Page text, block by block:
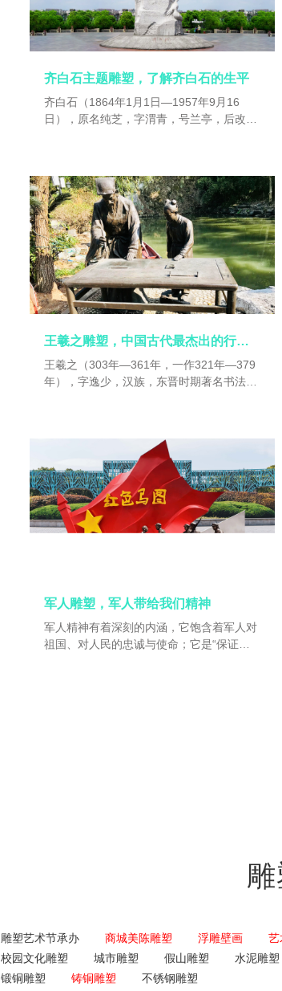
化名人。1956年被世界和平理事会授予国际
和平奖金。1957年任北京中国画院名誉院
长，同年于北京医院逝世。齐白石擅画花
彩浓艳明快，造型简练生动，意境淳厚朴
隶，取法于秦汉碑版，行书饶古拙之趣。 篆
刻自成一家，善写诗文。代表作有《蛙声十
齐白石主题雕塑，了解齐白石的生平
齐白石（1864年1月1日—1957年9月16
日），原名纯芝，字渭青，号兰亭，后改名
府湘潭（今湖南湘潭），近现代中国绘画大
师。
王羲之雕塑，中国古代最杰出的行书书法家
王羲之（303年—361年，一作321年—379
年），字逸少，汉族，东晋时期著名书法
军、江州刺史，后为会稽内史，领右将军。
其书法兼善隶、草、楷、行各体，精研体
势，心摹手追，广采众长，备精诸体，冶于
一炉，摆脱了汉魏笔风，自成一家，影响深
远。风格平和自然，笔势委婉含蓄，遒美健
秀。王羲之代表作《兰亭序》被誉为“天下
军人雕塑，军人带给我们精神
军人精神有着深刻的内涵，它饱含着军人对
祖国、对人民的忠诚与使命；它是“保证完
雕塑艺术节承办 商城美陈雕塑 浮雕壁画 艺
校园文化雕塑
城市雕塑 假山雕塑 水泥雕塑
锻铜雕塑
铸铜雕塑 不锈钢雕塑